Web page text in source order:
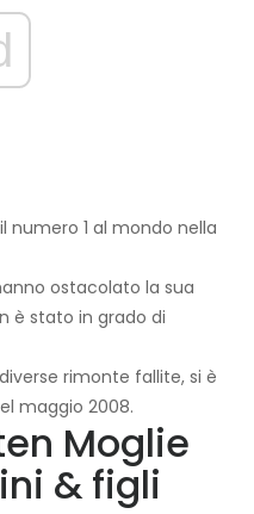
1 al mondo nella
ostacolato la sua
è stato in grado di
rimonte fallite, si è
maggio 2008.
Moglie
& figli